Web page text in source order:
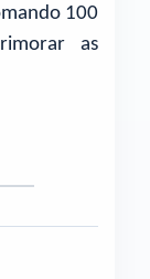
100
as